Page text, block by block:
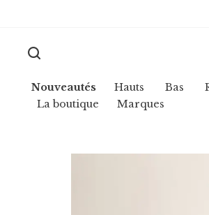
Nouveautés Hauts Bas
La boutique
Marques